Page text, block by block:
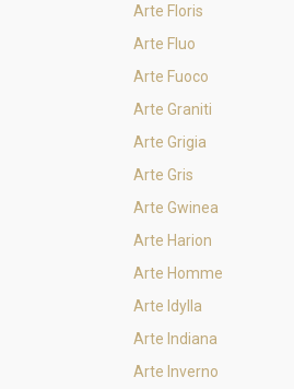
Arte Floris
Arte Fluo
Arte Fuoco
Arte Graniti
Arte Grigia
Arte Gris
Arte Gwinea
Arte Harion
Arte Homme
Arte Idylla
Arte Indiana
Arte Inverno